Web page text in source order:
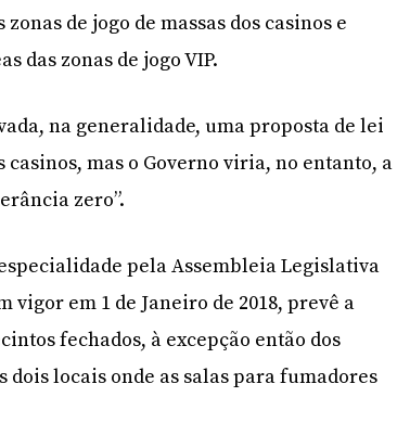
de jogo de massas dos casinos e
das zonas de jogo VIP.
na generalidade, uma proposta de lei
mas o Governo viria, no entanto, a
zero”.
pela Assembleia Legislativa
vigor em 1 de Janeiro de 2018, prevê a
fechados, à excepção então dos
dois locais onde as salas para fumadores